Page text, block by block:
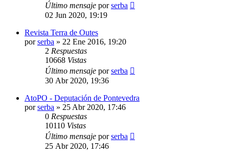
Último mensaje porserba
02 Jun 2020, 19:19
Revista Terra de Outes
porserba » 22 Ene 2016, 19:20
2 Respuestas
10668 Vistas
Último mensaje porserba
30 Abr 2020, 19:36
AtoPO - Deputación de Pontevedra
porserba » 25 Abr 2020, 17:46
0 Respuestas
10110 Vistas
Último mensaje porserba
25 Abr 2020, 17:46